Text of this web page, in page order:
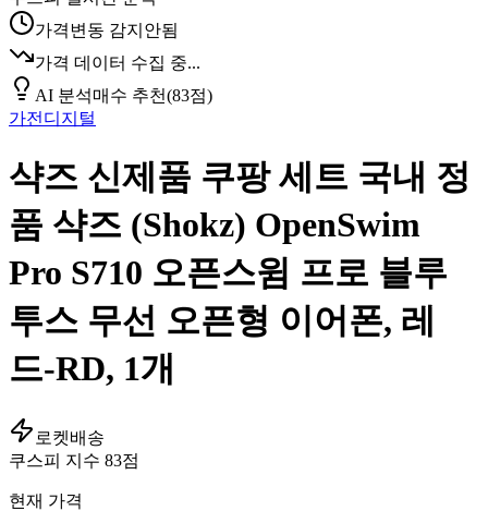
가격변동 감지안됨
가격 데이터 수집 중...
AI 분석매수 추천(83점)
가전디지털
샥즈 신제품 쿠팡 세트 국내 정
품 샥즈 (Shokz) OpenSwim
Pro S710 오픈스윔 프로 블루
투스 무선 오픈형 이어폰, 레
드-RD, 1개
로켓배송
쿠스피 지수 83점
현재 가격